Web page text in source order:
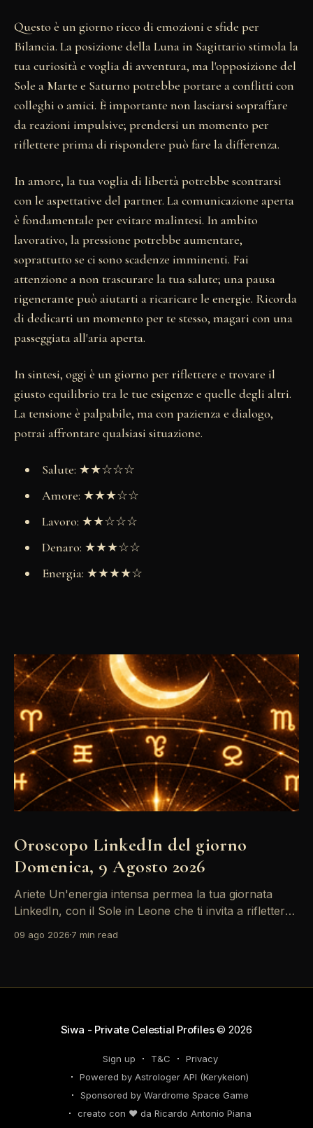
Questo è un giorno ricco di emozioni e sfide per
Bilancia. La posizione della Luna in Sagittario stimola la
tua curiosità e voglia di avventura, ma l'opposizione del
Sole a Marte e Saturno potrebbe portare a conflitti con
colleghi o amici. È importante non lasciarsi sopraffare
da reazioni impulsive; prendersi un momento per
riflettere prima di rispondere può fare la differenza.
In amore, la tua voglia di libertà potrebbe scontrarsi
con le aspettative del partner. La comunicazione aperta
è fondamentale per evitare malintesi. In ambito
lavorativo, la pressione potrebbe aumentare,
soprattutto se ci sono scadenze imminenti. Fai
attenzione a non trascurare la tua salute; una pausa
rigenerante può aiutarti a ricaricare le energie. Ricorda
di dedicarti un momento per te stesso, magari con una
passeggiata all'aria aperta.
In sintesi, oggi è un giorno per riflettere e trovare il
giusto equilibrio tra le tue esigenze e quelle degli altri.
La tensione è palpabile, ma con pazienza e dialogo,
potrai affrontare qualsiasi situazione.
Salute: ★★☆☆☆
Amore: ★★★☆☆
Lavoro: ★★☆☆☆
Denaro: ★★★☆☆
Energia: ★★★★☆
Oroscopo LinkedIn del giorno
Domenica, 9 Agosto 2026
Ariete Un'energia intensa permea la tua giornata
LinkedIn, con il Sole in Leone che ti invita a riflettere
dalla Luna in Gemelli, possono generare interazioni
09 ago 2026 7 min read
Siwa - Private Celestial Profiles© 2026
Sign up T&C
Privacy
Powered by Astrologer API (Kerykeion)
Sponsored by Wardrome Space Game
creato con ❤️ da Ricardo Antonio Piana